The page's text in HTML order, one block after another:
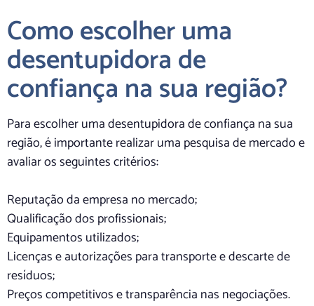
Como escolher uma
desentupidora de
confiança na sua região?
Para escolher uma desentupidora de confiança na sua
região, é importante realizar uma pesquisa de mercado e
avaliar os seguintes critérios:
Reputação da empresa no mercado;
Qualificação dos profissionais;
Equipamentos utilizados;
Licenças e autorizações para transporte e descarte de
resíduos;
Preços competitivos e transparência nas negociações.